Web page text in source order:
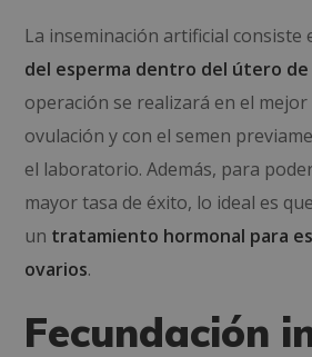
La inseminación artificial consiste
del esperma dentro del útero
operación se realizará en el
ovulación y con el semen
el laboratorio. Además, para
mayor tasa de éxito, lo ideal es
un tratamiento hormonal para
ovarios.
Fecundación